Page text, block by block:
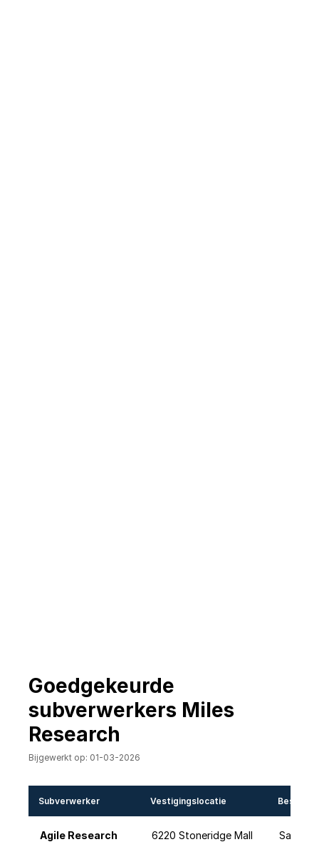
Goedgekeurde
subverwerkers Miles
Research
Bijgewerkt op: 01-03-2026
Subverwerker Vestigingslocatie
Agile Research
6220 Stoneridge Mall
SaaS